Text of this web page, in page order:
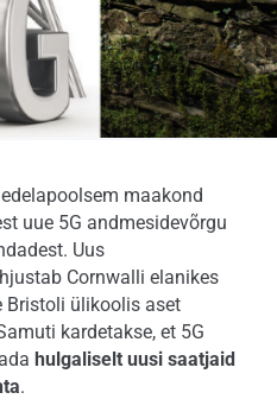
maakond
uue 5G andmesidevõrgu
Uus
Cornwalli elanikes
Bristoli ülikoolis aset
kardetakse, et 5G
hulgaliselt uusi saatjaid
.